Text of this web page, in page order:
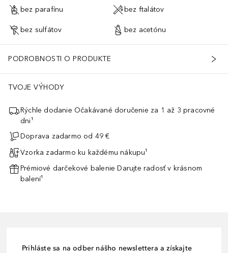
bez parafínu bez ftalátov
bez sulfátov bez acetónu
PODROBNOSTI O PRODUKTE
TVOJE VÝHODY
Rýchle dodanie Očakávané doručenie za 1 až 3 pracovné
dni¹
Doprava zadarmo od 49 €
Vzorka zadarmo ku každému nákupu¹
Prémiové darčekové balenie Darujte radosť v krásnom
balení¹
Prihláste sa na odber nášho newslettera a získajte